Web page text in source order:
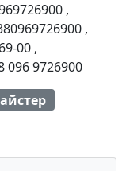
,
,
00 ,
096 9726900